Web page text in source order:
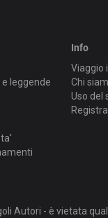
leggende
Info
Viaggio
Chi
Uso del
Autori - è vietata